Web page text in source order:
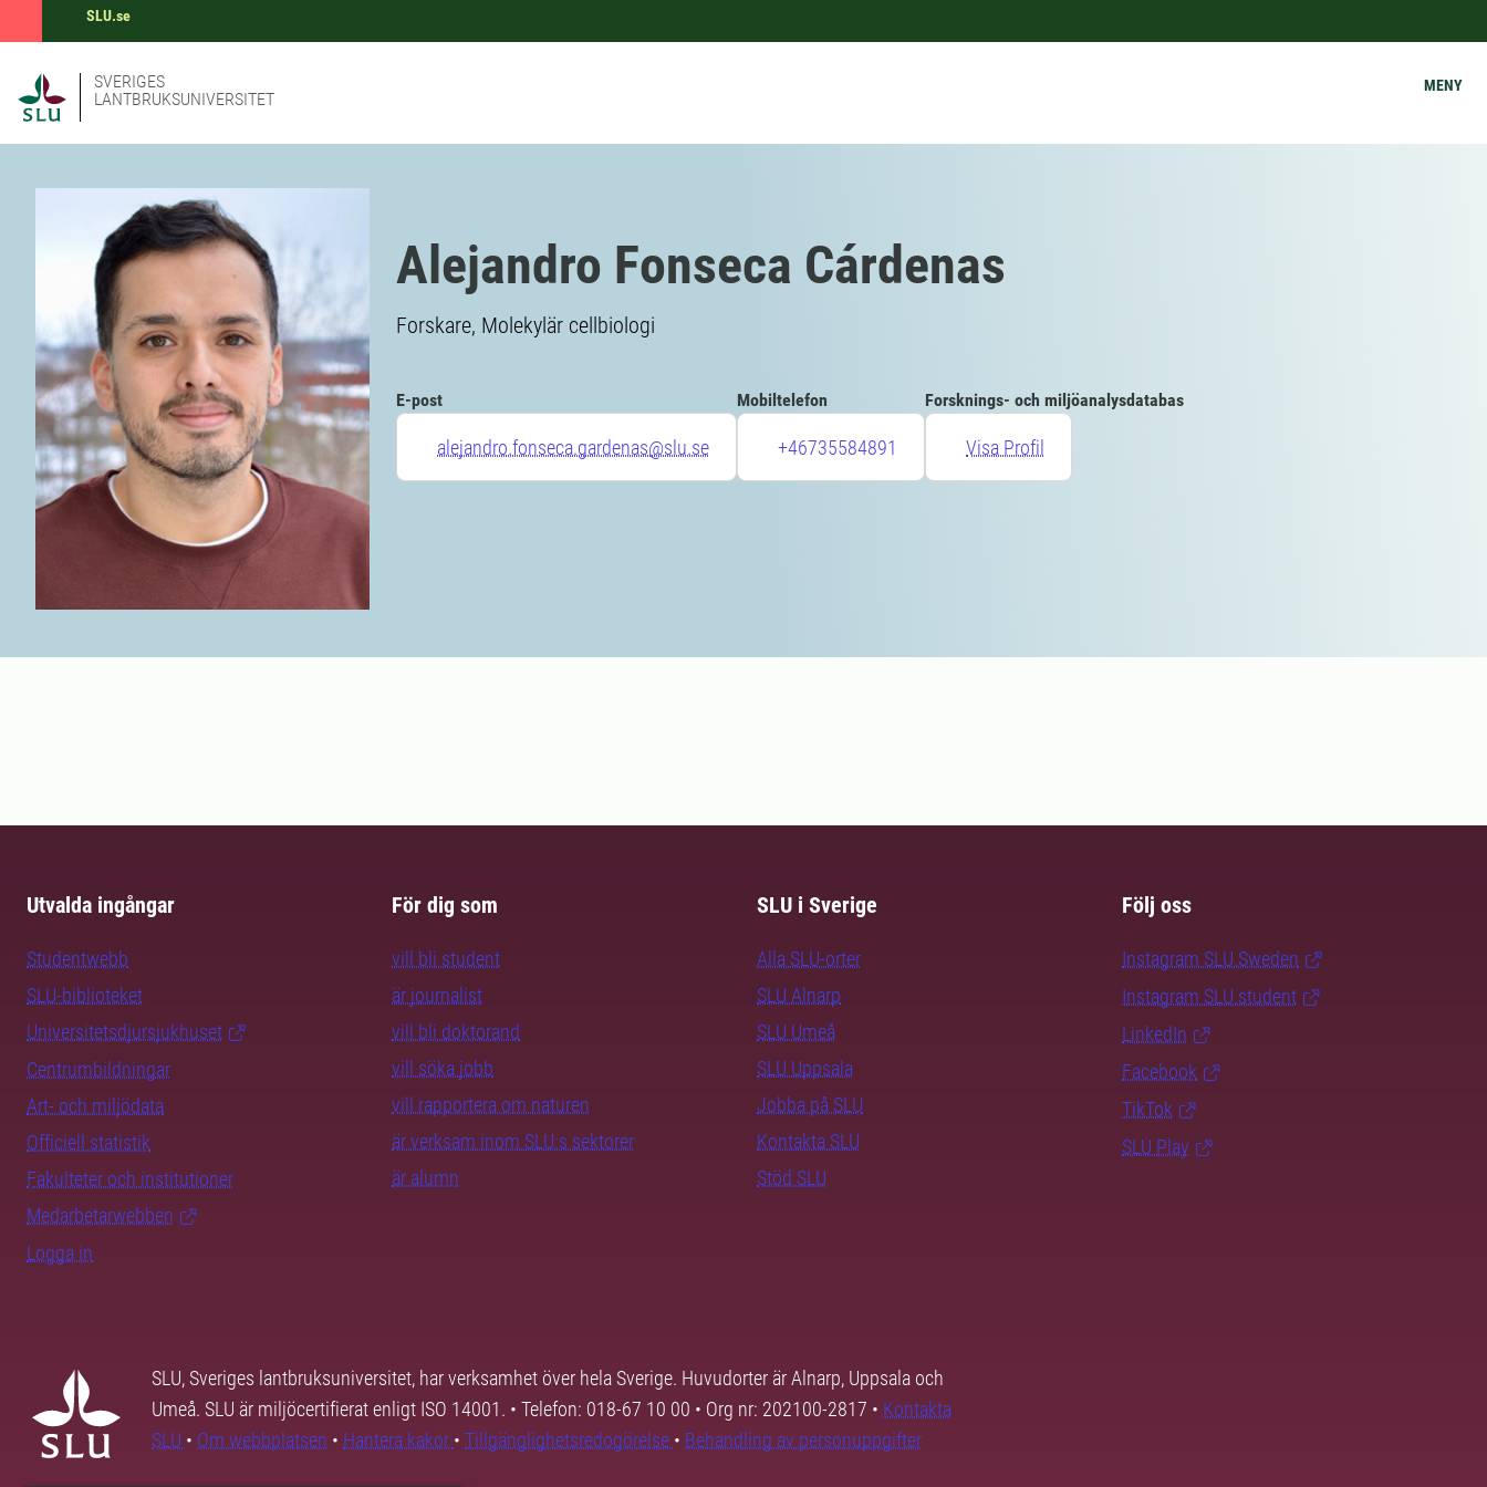
SLU.se
SVERIGES
LANTBRUKSUNIVERSITET
MENY
Alejandro Fonseca Cárdenas
Forskare, Molekylär cellbiologi
E-post
alejandro.fonseca.gardenas@slu.se
Mobiltelefon
+46735584891
Forsknings- och miljöanalysdatabas
Visa Profil
Utvalda ingångar
Studentwebb
SLU-biblioteket
Universitetsdjursjukhuset
Centrumbildningar
Art- och miljödata
Officiell statistik
Fakulteter och institutioner
Medarbetarwebben
Logga in
För dig som
vill bli student
är journalist
vill bli doktorand
vill söka jobb
vill rapportera om naturen
är verksam inom SLU:s sektorer
är alumn
SLU i Sverige
Alla SLU-orter
SLU Alnarp
SLU Umeå
SLU Uppsala
Jobba på SLU
Kontakta SLU
Stöd SLU
Följ oss
Instagram SLU.Sweden
Instagram SLU.student
LinkedIn
Facebook
TikTok
SLU Play
SLU, Sveriges lantbruksuniversitet, har verksamhet över hela Sverige. Huvudorter är Alnarp, Uppsala och
Umeå. SLU är miljöcertifierat enligt ISO 14001. • Telefon: 018-67 10 00 • Org nr: 202100-2817 • Kontakta
SLU • Om webbplatsen • Hantera kakor • Tillgänglighetsredogörelse • Behandling av personuppgifter